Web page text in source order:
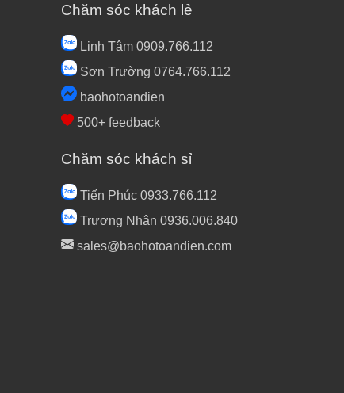
Chăm sóc khách lẻ
Linh Tâm 0909.766.112
Sơn Trường 0764.766.112
baohotoandien
500+ feedback
Chăm sóc khách sỉ
Tiến Phúc 0933.766.112
Trương Nhân 0936.006.840
sales@baohotoandien.com